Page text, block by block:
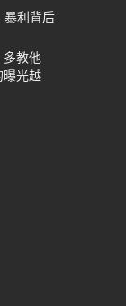
暴利背后
教他
曝光越